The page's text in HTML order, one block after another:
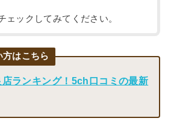
ェックしてみてください。
方はこちら
ランキング！5ch口コミの最新